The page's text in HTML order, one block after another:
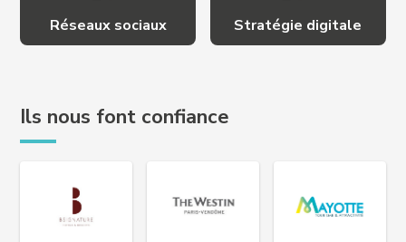
Réseaux sociaux Stratégie digitale
Ils nous font confiance